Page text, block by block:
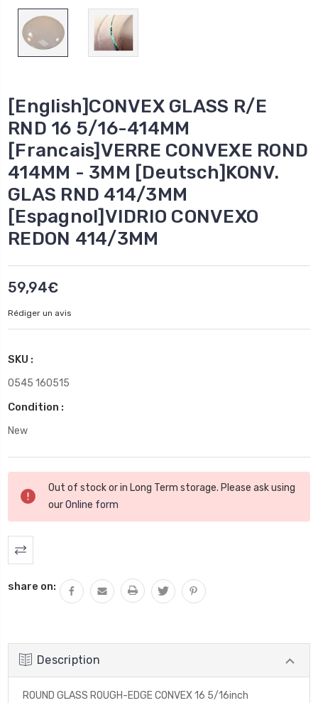
[English]CONVEX GLASS R/E
RND 16 5/16-414MM
[Francais]VERRE CONVEXE ROND
414MM - 3MM [Deutsch]KONV.
GLAS RND 414/3MM
[Espagnol]VIDRIO CONVEXO
REDON 414/3MM
59,94€
Rédiger un avis
SKU :
0545 160515
Condition :
New
actuel
Out of stock or in Long Term storage. Please ask using
ourOnline form
share on:
Description
ROUND GLASS ROUGH-EDGE CONVEX 16 5/16inch